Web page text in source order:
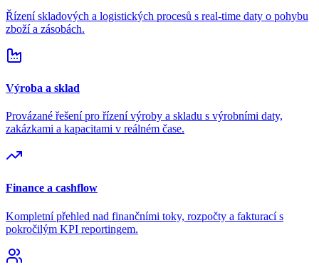
Řízení skladových a logistických procesů s real-time daty o pohybu
zboží a zásobách.
Výroba a sklad
Provázané řešení pro řízení výroby a skladu s výrobními daty,
zakázkami a kapacitami v reálném čase.
Finance a cashflow
Kompletní přehled nad finančními toky, rozpočty a fakturací s
pokročilým KPI reportingem.